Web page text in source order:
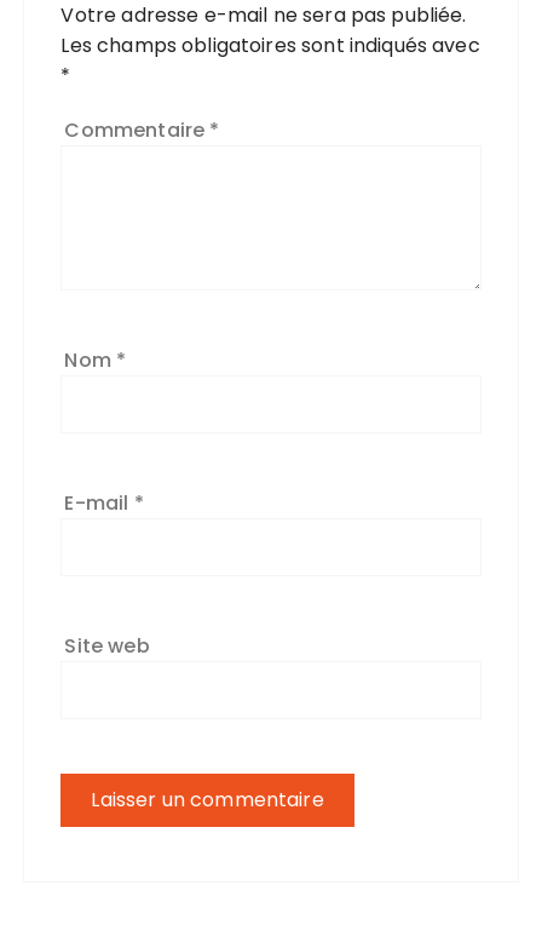
Votre adresse e-mail ne sera pas publiée.
Les champs obligatoires sont indiqués avec
*
Commentaire *
Nom *
E-mail *
Site web
A
l
t
r